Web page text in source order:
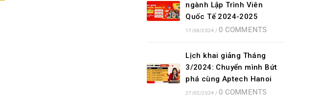
ngành Lập Trình Viên
Quốc Tế 2024-2025
17/06/2024 / 0 COMMENTS
Lịch khai giảng Tháng
3/2024: Chuyển mình Bứt
phá cùng Aptech Hanoi
27/02/2024 / 0 COMMENTS